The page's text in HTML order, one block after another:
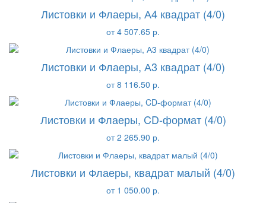
Листовки и Флаеры, А4 квадрат (4/0)
от 4 507.65 р.
Листовки и Флаеры, А3 квадрат (4/0)
от 8 116.50 р.
Листовки и Флаеры, CD-формат (4/0)
от 2 265.90 р.
Листовки и Флаеры, квадрат малый (4/0)
от 1 050.00 р.